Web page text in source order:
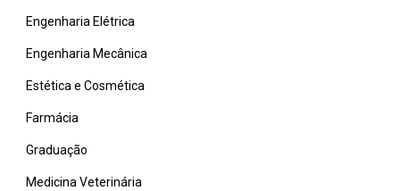
Engenharia Elétrica
Engenharia Mecânica
Estética e Cosmética
Farmácia
Graduação
Medicina Veterinária